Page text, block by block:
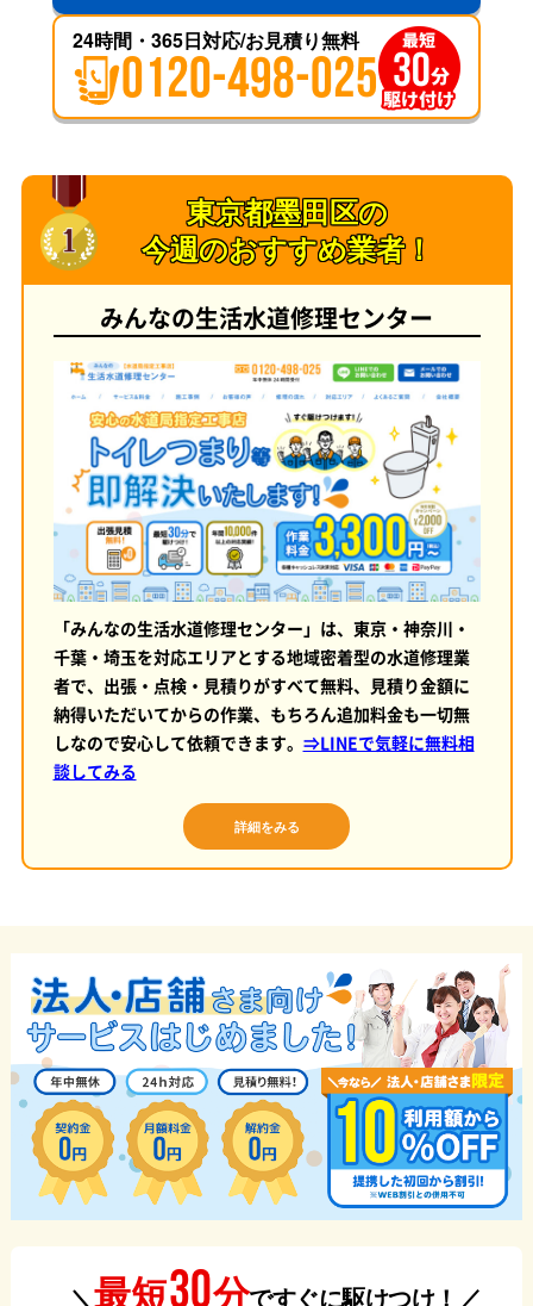
24時間・365日対応/お見積り無料
0120-498-025
東京都墨田区の
今週のおすすめ業者！
みんなの生活水道修理センター
「みんなの生活水道修理センター」は、東京・神奈川・
千葉・埼玉を対応エリアとする地域密着型の水道修理業
者で、出張・点検・見積りがすべて無料、見積り金額に
納得いただいてからの作業、もちろん追加料金も一切無
しなので安心して依頼できます。 ⇒LINEで気軽に無料相
談してみる
詳細をみる
＼最短30分ですぐに駆けつけ！／